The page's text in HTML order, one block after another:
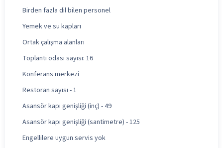
Birden fazla dil bilen personel
Yemek ve su kapları
Ortak çalışma alanları
Toplantı odası sayısı: 16
Konferans merkezi
Restoran sayısı - 1
Asansör kapı genişliği (inç) - 49
Asansör kapı genişliği (santimetre) - 125
Engellilere uygun servis yok